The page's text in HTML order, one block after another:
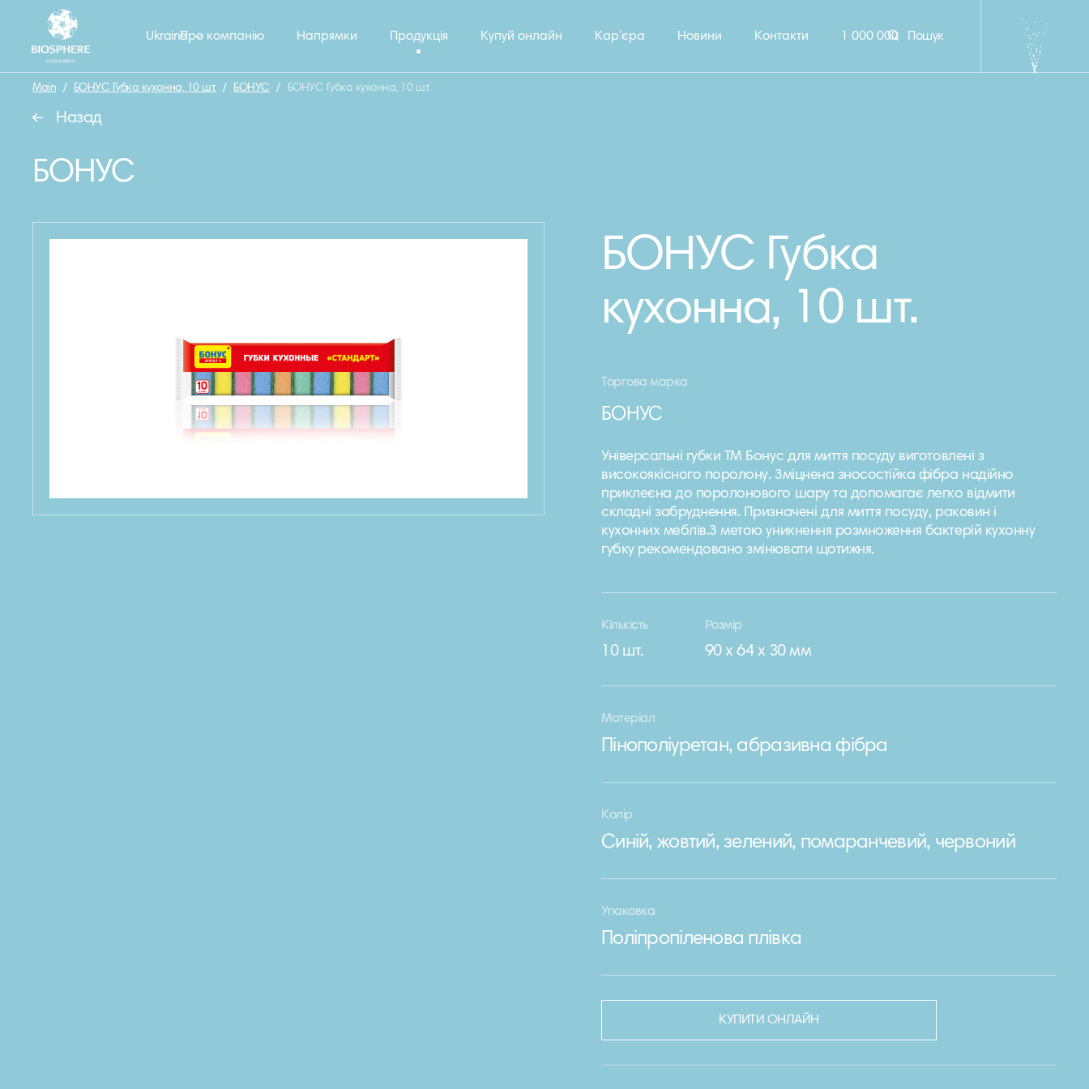
Про компанію Напрямки Продукція Купуй онлайн Кар'єра Новини Контакти 1 000 000 Пошук
Ukraine
Main / БОНУС Губка кухонна, 10 шт. / БОНУС / БОНУС Губка кухонна, 10 шт.
Назад
БОНУС
БОНУС Губка
кухонна, 10 шт.
Торгова марка
БОНУС
Універсальні губки ТМ Бонус для миття посуду виготовлені з
високоякісного поролону. Зміцнена зносостійка фібра надійно
приклеєна до поролонового шару та допомагає легко відмити
складні забруднення. Призначені для миття посуду, раковин і
кухонних меблів.З метою уникнення розмноження бактерій кухонну
губку рекомендовано змінювати щотижня.
Кількість
10 шт.
Розмір
90 х 64 х 30 мм
Матеріал
Пінополіуретан, абразивна фібра
Колір
Синій, жовтий, зелений, помаранчевий, червоний
Упаковка
Поліпропіленова плівка
КУПИТИ ОНЛАЙН